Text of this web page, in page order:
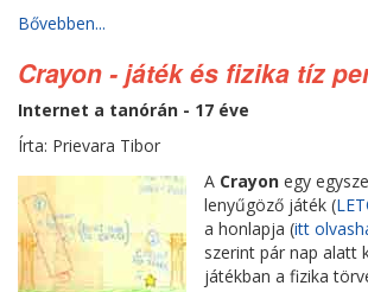
Bővebben...
Crayon - játék és fizika tíz
Internet a tanórán - 17 éve
Írta: Prievara Tibor
A Crayon egy
lenyűgöző játék (
a honlapja (itt
szerint pár nap alatt
játékban a fizika